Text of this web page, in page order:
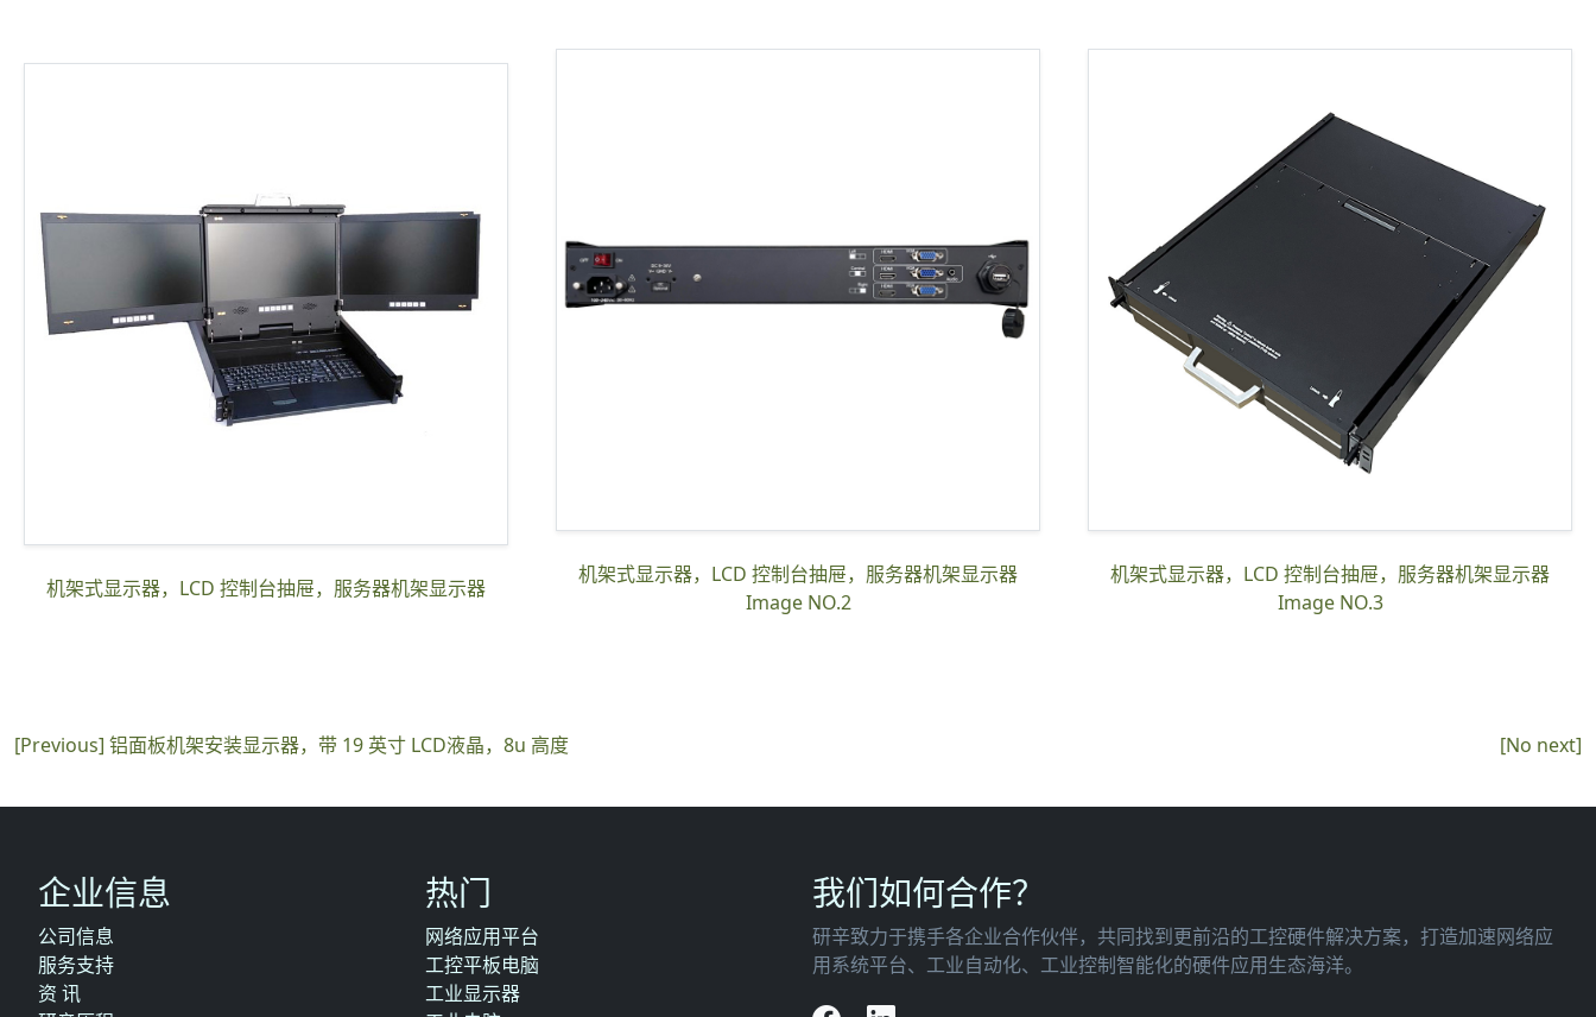
机架式显示器，LCD 控制台抽屉，服务器机架显示器
机架式显示器，LCD 控制台抽屉，服务器机架显示器
Image NO.2
机架式显示器，LCD 控制台抽屉，服务器机架显示器
Image NO.3
[Previous] 铝面板机架安装显示器，带 19 英寸 LCD液晶，8u 高度 [No next]
企业信息
公司信息
服务支持
资 讯
热门
网络应用平台
工控平板电脑
工业显示器
我们如何合作？
研辛致力于携手各企业合作伙伴，共同找到更前沿的工控硬件解决方案，打造加速网络应
用系统平台、工业自动化、工业控制智能化的硬件应用生态海洋。